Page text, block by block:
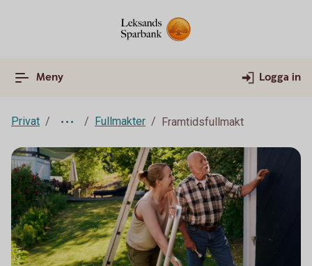
Meny Logga in
Privat Fullmakter Framtidsfullmakt